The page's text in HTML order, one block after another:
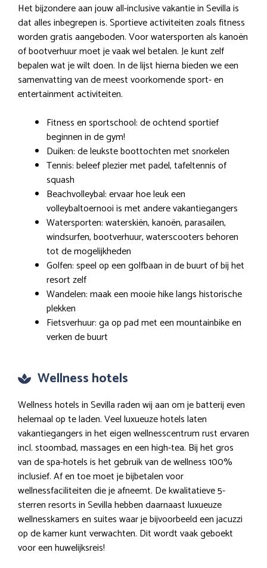
Het bijzondere aan jouw all-inclusive vakantie in Sevilla is
dat alles inbegrepen is. Sportieve activiteiten zoals fitness
worden gratis aangeboden. Voor watersporten als kanoën
of bootverhuur moet je vaak wel betalen. Je kunt zelf
bepalen wat je wilt doen. In de lijst hierna bieden we een
samenvatting van de meest voorkomende sport- en
entertainment activiteiten.
Fitness en sportschool: de ochtend sportief
beginnen in de gym!
Duiken: de leukste boottochten met snorkelen
Tennis: beleef plezier met padel, tafeltennis of
squash
Beachvolleybal: ervaar hoe leuk een
volleybaltoernooi is met andere vakantiegangers
Watersporten: waterskiën, kanoën, parasailen,
windsurfen, bootverhuur, waterscooters behoren
tot de mogelijkheden
Golfen: speel op een golfbaan in de buurt of bij het
resort zelf
Wandelen: maak een mooie hike langs historische
plekken
Fietsverhuur: ga op pad met een mountainbike en
verken de buurt
Wellness hotels
Wellness hotels in Sevilla raden wij aan om je batterij even
helemaal op te laden. Veel luxueuze hotels laten
vakantiegangers in het eigen wellnesscentrum rust ervaren
incl. stoombad, massages en een high-tea. Bij het gros
van de spa-hotels is het gebruik van de wellness 100%
inclusief. Af en toe moet je bijbetalen voor
wellnessfaciliteiten die je afneemt. De kwalitatieve 5-
sterren resorts in Sevilla hebben daarnaast luxueuze
wellnesskamers en suites waar je bijvoorbeeld een jacuzzi
op de kamer kunt verwachten. Dit wordt vaak geboekt
voor een huwelijksreis!